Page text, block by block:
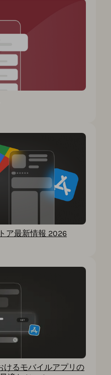
ア最新情報 2026
けるモバイルアプリの